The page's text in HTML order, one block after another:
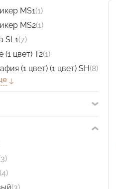
MS1(1)
MS2(1)
SL1(7)
(1 цвет) T2(1)
(1 цвет) (1 цвет) SH(8)
(4)